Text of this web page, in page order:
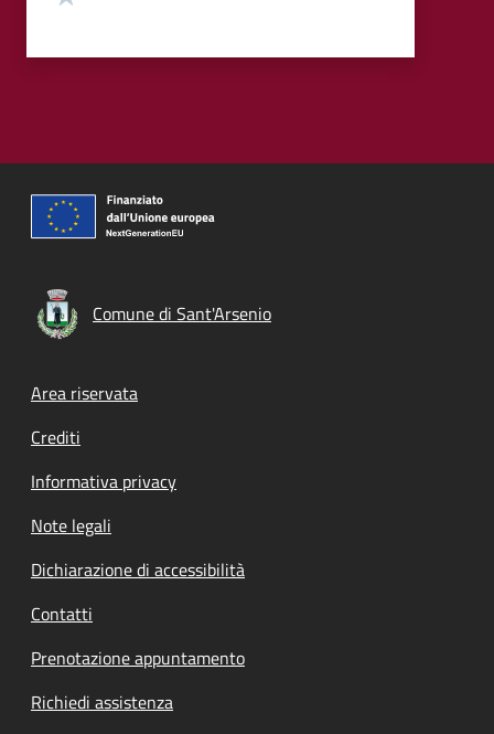
Comune di Sant'Arsenio
Footer menu
Area riservata
Crediti
Informativa privacy
Note legali
Dichiarazione di accessibilità
Contatti
Prenotazione appuntamento
Richiedi assistenza